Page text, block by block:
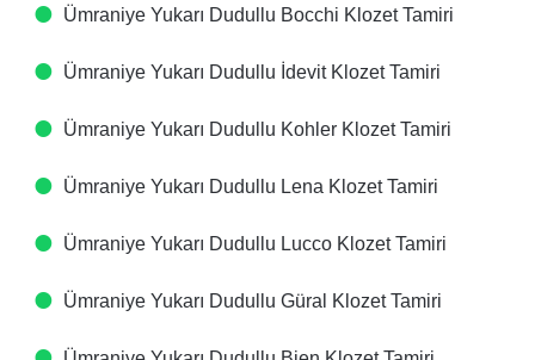
Ümraniye Yukarı Dudullu Bocchi Klozet Tamiri
Ümraniye Yukarı Dudullu İdevit Klozet Tamiri
Ümraniye Yukarı Dudullu Kohler Klozet Tamiri
Ümraniye Yukarı Dudullu Lena Klozet Tamiri
Ümraniye Yukarı Dudullu Lucco Klozet Tamiri
Ümraniye Yukarı Dudullu Güral Klozet Tamiri